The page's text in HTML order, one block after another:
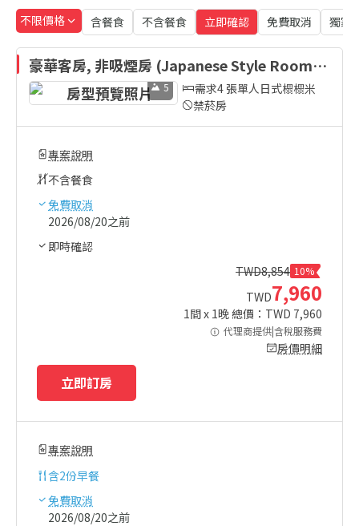
不限價格 含餐食 不含餐食 立即確認 免費取消 獨家
豪華客房, 非吸煙房 (Japanese Style Room)
5
需求4 張單人日式榻榻米
禁菸房
專案說明
不含餐食
免費取消
2026/08/20之前
即時確認
TWD8,854 10%
TWD7,960
1間 x 1晚 總價：TWD 7,960
代理商提供|含稅服務費
房價明細
立即訂房
專案說明
含2份早餐
免費取消
2026/08/20之前